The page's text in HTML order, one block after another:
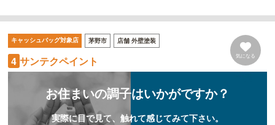
キャッシュバッグ対象店 茅野市 店舗 外壁塗装
4 サンテクペイント 気になる
お住まいの調子はいかがですか？
実際に目で見て、触れて感じてみて下さい。